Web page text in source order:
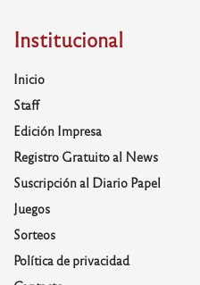
Institucional
Inicio
Staff
Edición Impresa
Registro Gratuito al News
Suscripción al Diario Papel
Juegos
Sorteos
Política de privacidad